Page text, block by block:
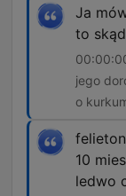
Ja
to
jego
o
10
ledwo